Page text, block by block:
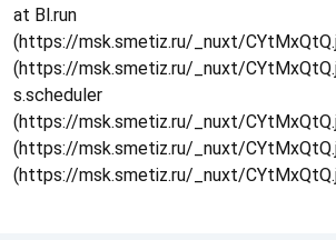
at Bl.run
(https://msk.smetiz.ru/_nuxt/
(https://msk.smetiz.ru/_nuxt/
s.scheduler
(https://msk.smetiz.ru/_nuxt/
(https://msk.smetiz.ru/_nuxt/
(https://msk.smetiz.ru/_nuxt/